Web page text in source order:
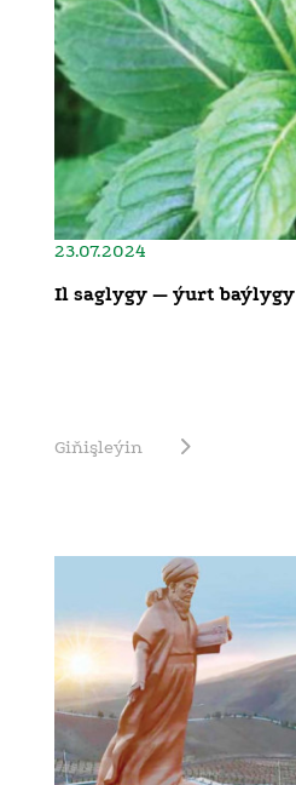
23.07.2024
Il saglygy — ýurt baýlygy
Giňişleýin